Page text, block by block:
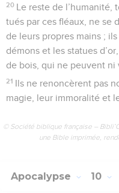
20 Le reste de l’humanité,
tués par ces fléaux, ne se
de leurs propres mains ;
démons et les statues
de bois, qui ne peuvent ni
21 Ils ne renoncèrent pas
magie, leur immoralité et
© Société biblique française –
une Bible imprimée,
Apocalypse 10